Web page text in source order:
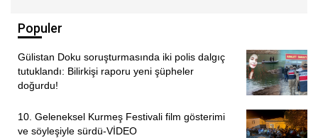
Populer
Gülistan Doku soruşturmasında iki polis dalgıç
tutuklandı: Bilirkişi raporu yeni şüpheler
doğurdu!
10. Geleneksel Kurmeş Festivali film gösterimi
ve söyleşiyle sürdü-VİDEO